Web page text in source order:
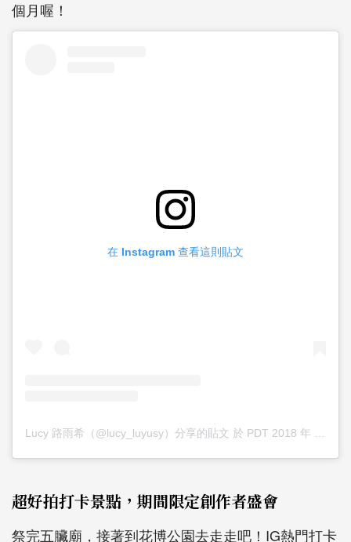
個月喔！
在 Instagram 查看這則貼文
Lucy 路雨希（@lucy_luyusy）分享的貼文 於 PDT 2018 年 7月 月 8 日 下午 11:57
超好拍打卡景點，期間限定創作者盛會
祭完五臟廟，接著到花博公園去走走吧！IG熱門打卡